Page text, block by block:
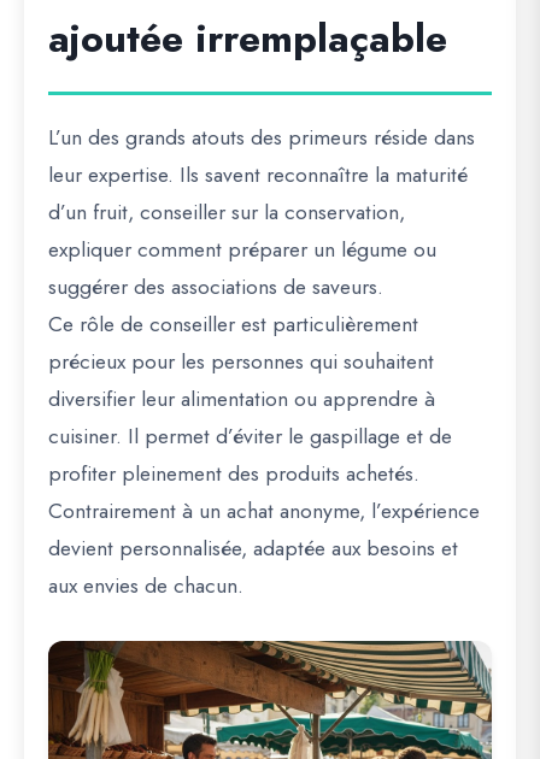
ajoutée irremplaçable
L’un des grands atouts des primeurs réside dans
leur expertise. Ils savent reconnaître la maturité
d’un fruit, conseiller sur la conservation,
expliquer comment préparer un légume ou
suggérer des associations de saveurs.
Ce rôle de conseiller est particulièrement
précieux pour les personnes qui souhaitent
diversifier leur alimentation ou apprendre à
cuisiner. Il permet d’éviter le gaspillage et de
profiter pleinement des produits achetés.
Contrairement à un achat anonyme, l’expérience
devient personnalisée, adaptée aux besoins et
aux envies de chacun.